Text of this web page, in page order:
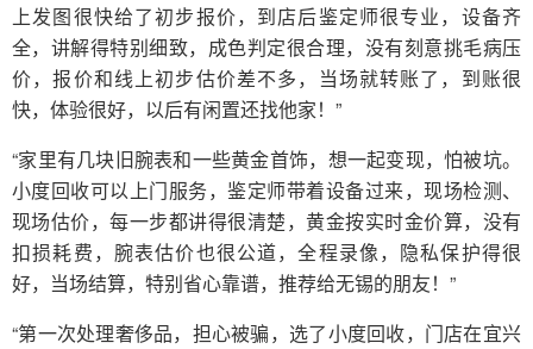
上发图很快给了初步报价，到店后鉴定师很专业，设备齐
全，讲解得特别细致，成色判定很合理，没有刻意挑毛病压
价，报价和线上初步估价差不多，当场就转账了，到账很
快，体验很好，以后有闲置还找他家！”
“家里有几块旧腕表和一些黄金首饰，想一起变现，怕被坑。
小度回收可以上门服务，鉴定师带着设备过来，现场检测、
现场估价，每一步都讲得很清楚，黄金按实时金价算，没有
扣损耗费，腕表估价也很公道，全程录像，隐私保护得很
好，当场结算，特别省心靠谱，推荐给无锡的朋友！”
“第一次处理奢侈品，担心被骗，选了小度回收，门店在宜兴